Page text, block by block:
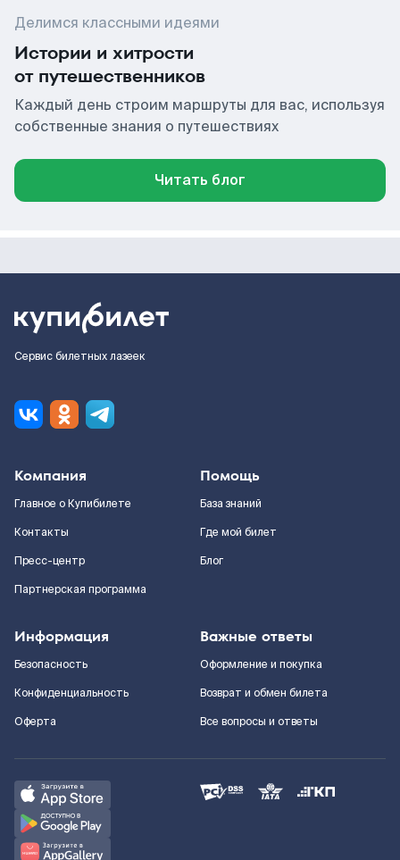
Делимся классными идеями
Истории и хитрости
от путешественников
Каждый день строим маршруты для вас, используя
собственные знания о путешествиях
Читать блог
Сервис билетных лазеек
Компания
Главное о Купибилете
Контакты
Пресс-центр
Партнерская программа
Помощь
База знаний
Где мой билет
Блог
Информация
Безопасность
Конфиденциальность
Оферта
Важные ответы
Оформление и покупка
Возврат и обмен билета
Все вопросы и ответы